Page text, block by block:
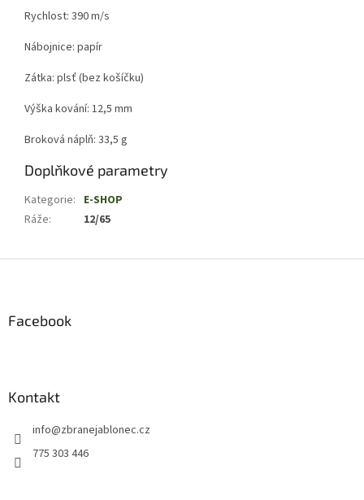
Rychlost: 390 m/s
Nábojnice: papír
Zátka: plsť (bez košíčku)
Výška kování: 12,5 mm
Broková náplň: 33,5 g
Doplňkové parametry
Kategorie: E-SHOP
Ráže: 12/65
Facebook
Kontakt
info@zbranejablonec.cz
775 303 446